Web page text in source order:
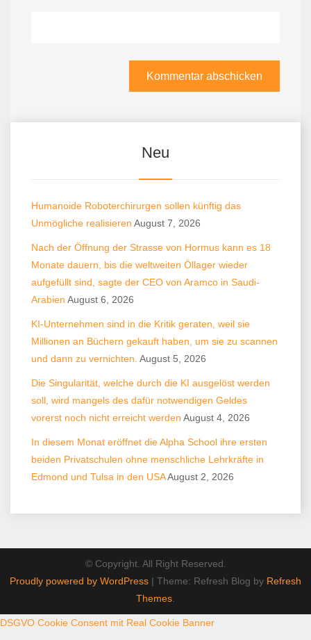
Neu
Humanoide Roboterchirurgen sollen künftig das
Unmögliche realisieren August 7, 2026
Nach der Öffnung der Strasse von Hormus kann es 18
Monate dauern, bis die weltweiten Öllager wieder
aufgefüllt sind, sagte der CEO von Aramco in Saudi-
Arabien August 6, 2026
KI-Unternehmen sind in die Kritik geraten, weil sie
Millionen an Büchern gekauft haben, um sie zu scannen
und dann zu vernichten. August 5, 2026
Die Singularität, welche durch die KI ausgelöst werden
soll, wird mangels des dafür notwendigen Geldes
vorerst noch nicht erreicht werden August 4, 2026
In diesem Monat eröffnet die Alpha School ihre ersten
beiden Privatschulen ohne menschliche Lehrkräfte in
Edmond und Tulsa in den USAAugust 2, 2026
© Copyright. All Right Reserved.
Proudly powered by WordPress | Theme: Refresh Blog by Refresh
Themes.
DSGVO Cookie Consent mit Real Cookie Banner